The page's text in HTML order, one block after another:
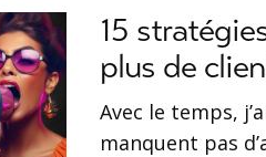
15
plus de
Avec le temps,
manquent pas